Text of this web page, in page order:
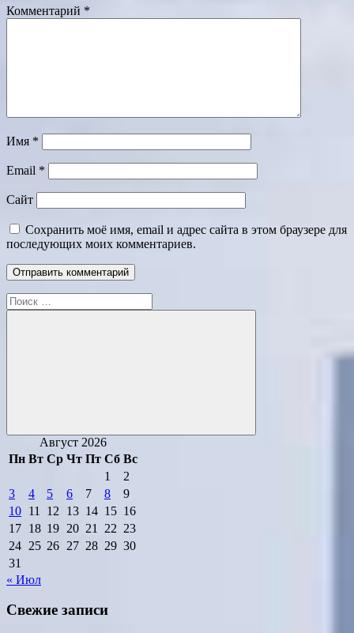
Комментарий *
Имя *
Email *
Сайт
Сохранить моё имя, email и адрес сайта в этом браузере для
последующих моих комментариев.
Поиск
для:
Поиск
Август 2026
Пн Вт Ср Чт Пт Сб Вс
1
2
3
4 5 6 7 8
9
10 11 12 13 14 15 16
17 18 19 20 21 22 23
24 25 26 27 28 29 30
31
« Июл
Свежие записи